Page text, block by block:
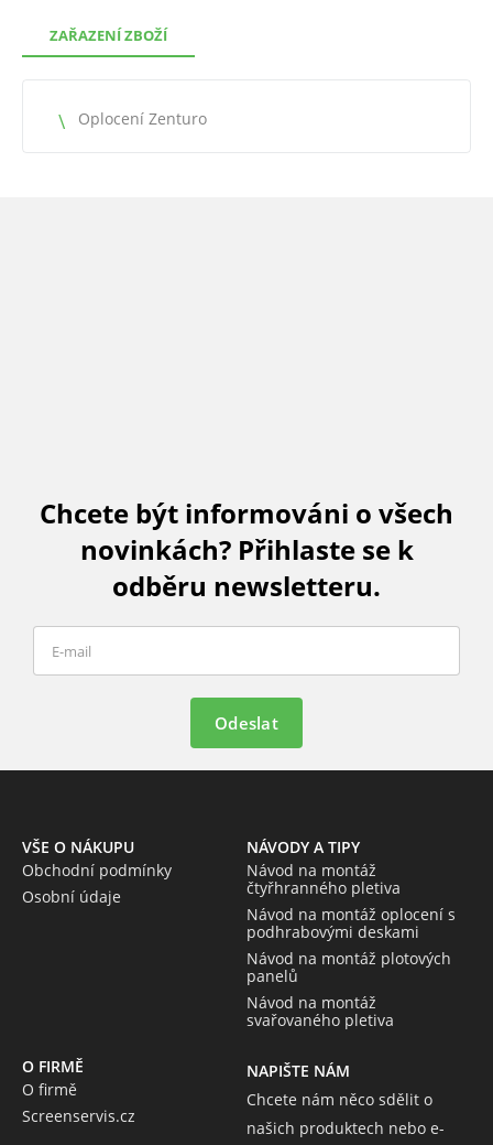
ZAŘAZENÍ ZBOŽÍ
Oplocení Zenturo
Chcete být informováni o všech
novinkách? Přihlaste se k
odběru newsletteru.
Odeslat
VŠE O NÁKUPU
Obchodní podmínky
Osobní údaje
NÁVODY A TIPY
Návod na montáž
čtyřhranného pletiva
Návod na montáž oplocení s
podhrabovými deskami
Návod na montáž plotových
panelů
Návod na montáž
svařovaného pletiva
O FIRMĚ
O firmě
Screenservis.cz
NAPIŠTE NÁM
Chcete nám něco sdělit o
našich produktech nebo e-